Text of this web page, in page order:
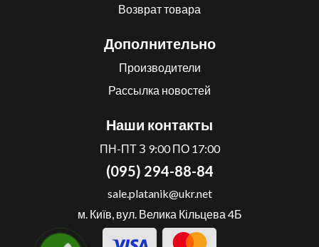
Возврат товара
Дополнительно
Производители
Рассылка новостей
Наши контакты
ПН-ПТ З 9:00 ПО 17:00
(095) 294-88-84
sale.platanik@ukr.net
м. Київ, вул. Велика Кільцева 4Б